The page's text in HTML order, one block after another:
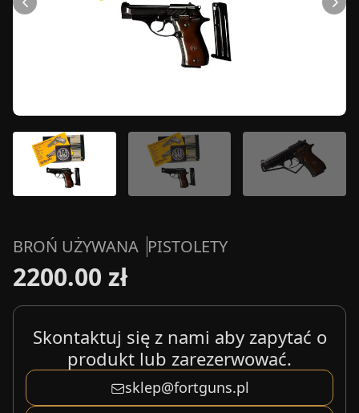
BROŃ UŻYWANA PISTOLETY
2200.00 zł
Skontaktuj się z nami aby zapytać o
produkt lub zarezerwować.
sklep@fortguns.pl